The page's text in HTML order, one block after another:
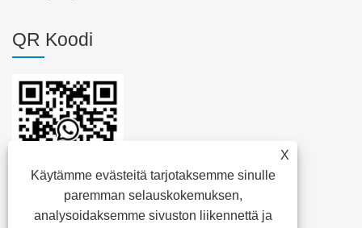
X
Käytämme evästeitä tarjotaksemme sinulle
paremman selauskokemuksen,
analysoidaksemme sivuston liikennettä ja
QR Koodi